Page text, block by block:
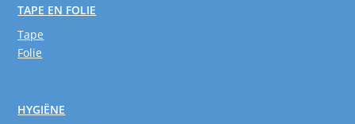
TAPE EN FOLIE
Tape
Folie
HYGIËNE